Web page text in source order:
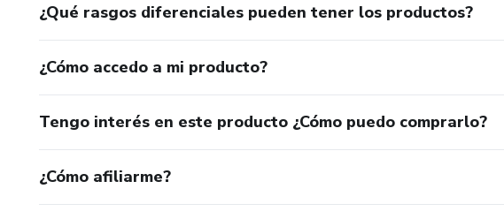
¿Qué rasgos diferenciales pueden tener los productos?
¿Cómo accedo a mi producto?
Tengo interés en este producto ¿Cómo puedo comprarlo?
¿Cómo afiliarme?